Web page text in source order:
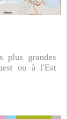
plus grandes
ou à l'Est